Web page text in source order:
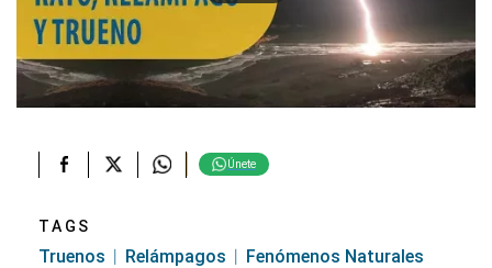
Únete
TAGS
Truenos Relámpagos
Fenómenos Naturales